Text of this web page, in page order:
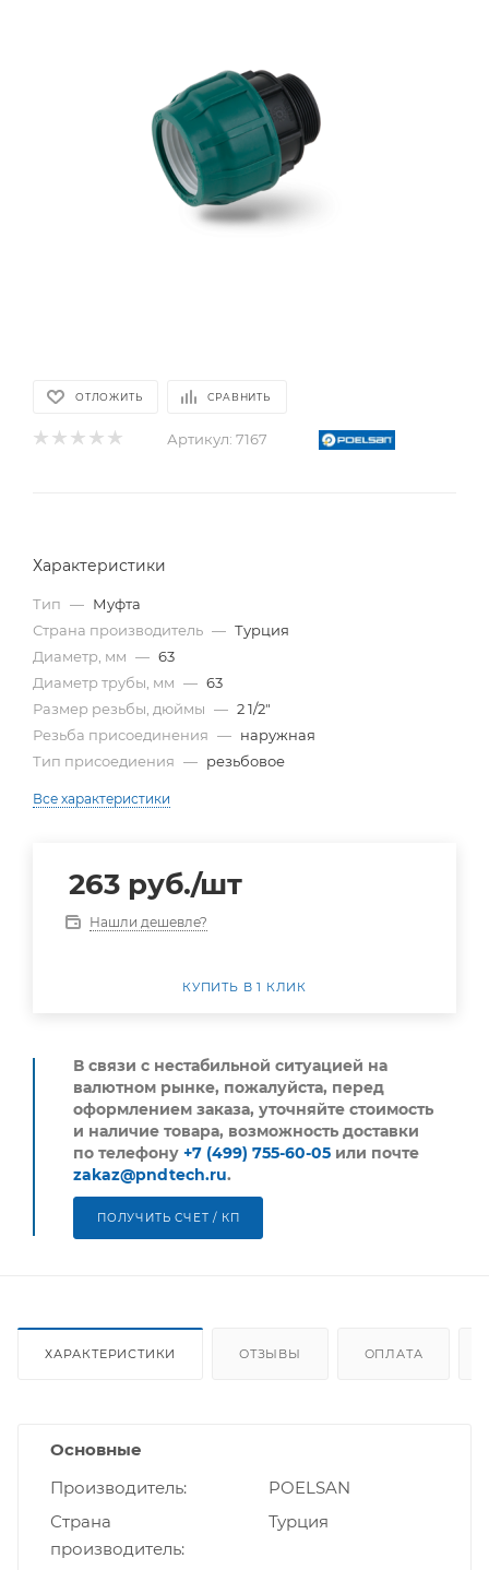
ОТЛОЖИТЬ СРАВНИТЬ
Артикул: 7167
Характеристики
Тип — Муфта
Страна производитель — Турция
Диаметр, мм — 63
Диаметр трубы, мм — 63
Размер резьбы, дюймы — 2 1/2"
Резьба присоединения — наружная
Тип присоедиения — резьбовое
Все характеристики
263 руб./шт
Нашли дешевле?
КУПИТЬ В 1 КЛИК
В связи с нестабильной ситуацией на
валютном рынке, пожалуйста, перед
оформлением заказа, уточняйте стоимость
и наличие товара, возможность доставки
по телефону +7 (499) 755-60-05 или почте
zakaz@pndtech.ru.
ПОЛУЧИТЬ СЧЕТ / КП
ХАРАКТЕРИСТИКИ ОТЗЫВЫ ОПЛАТА
Основные
Производитель
POELSAN
Страна
производитель
Турция